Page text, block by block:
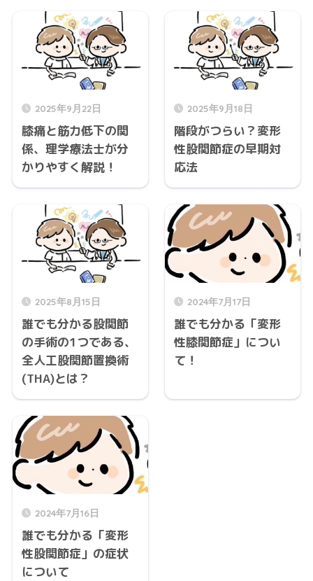
2025年9月22日
膝痛と筋力低下の関
係、理学療法士が分
かりやすく解説！
2025年9月18日
階段がつらい？変形
性股関節症の早期対
応法
2025年8月15日
誰でも分かる股関節
の手術の1つである、
全人工股関節置換術
(THA)とは？
2024年7月17日
誰でも分かる「変形
性膝関節症」につい
て！
2024年7月16日
誰でも分かる「変形
性股関節症」の症状
について